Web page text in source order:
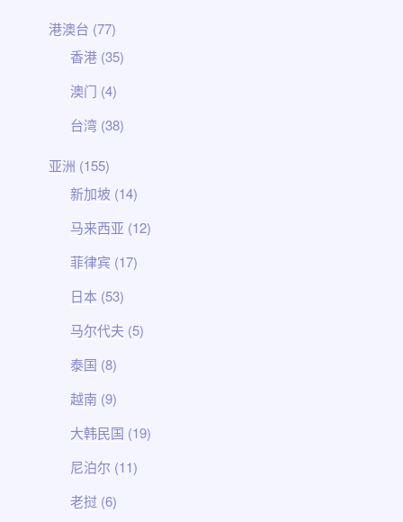
港澳台 (77)
香港 (35)
澳门 (4)
台湾 (38)
亚洲 (155)
新加坡 (14)
马来西亚 (12)
菲律宾 (17)
日本 (53)
马尔代夫 (5)
泰国 (8)
越南 (9)
大韩民国 (19)
尼泊尔 (11)
老挝 (6)